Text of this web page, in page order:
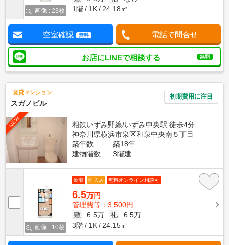
画像 : 23枚
1階
1K 24.18㎡
空室確認 無料 電話で問合せ
お店にLINEで相談する 無料
賃貸マンション
スガノビル
初期費用に注目
NEW
相鉄いずみ野線/いずみ中央駅 徒歩4分
神奈川県横浜市泉区和泉中央南５丁目
築年数
築18年
建物階数
3階建
画像 : 10枚
新着 即入居 無料オンライン相談可
6.5万円
管理費等：3,500円
敷
6.5万 礼
6.5万
3階
1K 24.15㎡